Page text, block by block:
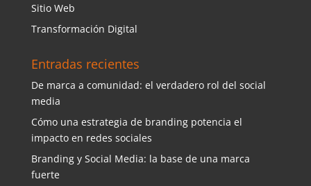
Sitio Web
Transformación Digital
Entradas recientes
De marca a comunidad: el verdadero rol del social
media
Cómo una estrategia de branding potencia el
impacto en redes sociales
Branding y Social Media: la base de una marca
fuerte